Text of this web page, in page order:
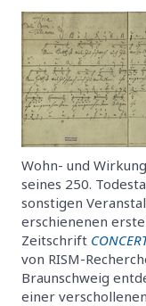
Wohn- und
seines 250.
sonstigen
erschienenen
Zeitschrift
von RISM-
Braunschweig
einer